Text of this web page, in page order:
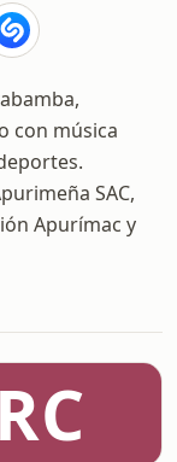
con música
SAC,
Apurímac y
RC